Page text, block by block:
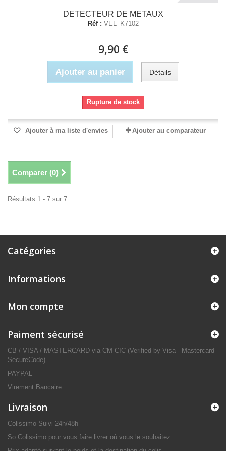
DETECTEUR DE METAUX
Réf : VEL_K7102
9,90 €
Ajouter au panier Détails
Rupture de stock
Ajouter à ma liste d'envies Ajouter au comparateur
Comparer (0)
Résultats 1 - 7 sur 7.
Catégories
Informations
Mon compte
Paiment sécurisé
CB / VISA / MASTERCARD via CM-CIC (Verified by Visa - Mastercard
SecureCode)
PAYPAL
Virement Bancaire
Livraison
Colissimo Suivi 24h/48h
So Colissimo pour vous faire livrer où vous le souhaitez